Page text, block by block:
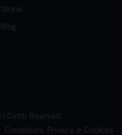
Storia
Blog
Diritti Riservati.
Condizioni, Privacy e Cookies